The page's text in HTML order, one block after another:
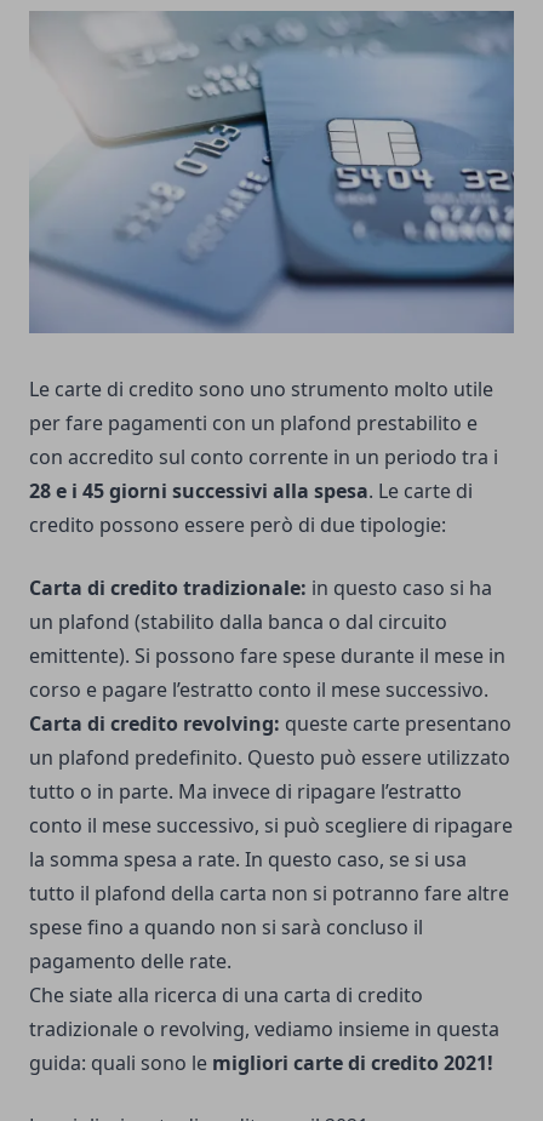
Le carte di credito sono uno strumento molto utile
per fare pagamenti con un plafond prestabilito e
con accredito sul conto corrente in un periodo tra i
28 e i 45 giorni successivi alla spesa. Le carte di
credito possono essere però di due tipologie:
Carta di credito tradizionale: in questo caso si ha
un plafond (stabilito dalla banca o dal circuito
emittente). Si possono fare spese durante il mese in
corso e pagare l’estratto conto il mese successivo.
Carta di credito revolving: queste carte presentano
un plafond predefinito. Questo può essere utilizzato
tutto o in parte. Ma invece di ripagare l’estratto
conto il mese successivo, si può scegliere di ripagare
la somma spesa a rate. In questo caso, se si usa
tutto il plafond della carta non si potranno fare altre
spese fino a quando non si sarà concluso il
pagamento delle rate.
Che siate alla ricerca di una carta di credito
tradizionale o revolving, vediamo insieme in questa
guida: quali sono le migliori carte di credito 2021!